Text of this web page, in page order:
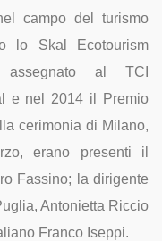
campo del turismo
lo Skal Ecotourism
assegnato al TCI
e nel 2014 il Premio
cerimonia di Milano,
erano presenti il
Fassino; la dirigente
Antonietta Riccio
Franco Iseppi.